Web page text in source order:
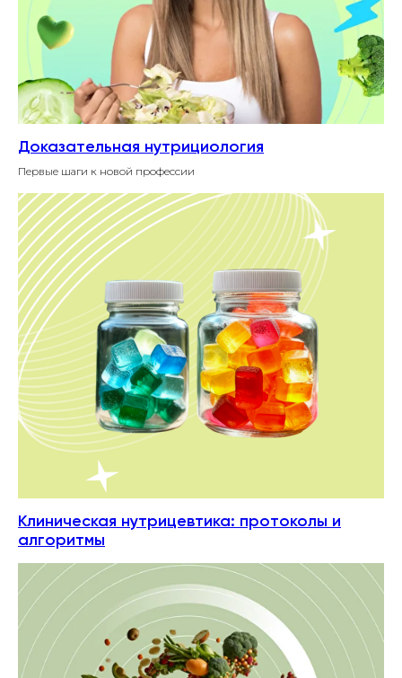
Доказательная нутрициология
Первые шаги к новой профессии
Клиническая нутрицевтика: протоколы и
алгоритмы